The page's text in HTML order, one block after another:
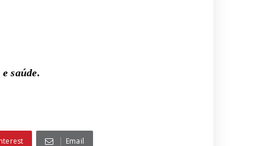
saúde.
Email